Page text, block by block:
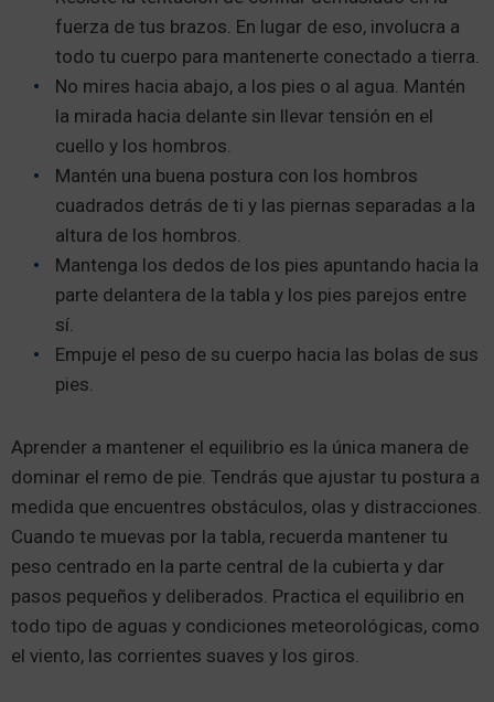
fuerza de tus brazos. En lugar de eso, involucra a
todo tu cuerpo para mantenerte conectado a tierra.
No mires hacia abajo, a los pies o al agua. Mantén
la mirada hacia delante sin llevar tensión en el
cuello y los hombros.
Mantén una buena postura con los hombros
cuadrados detrás de ti y las piernas separadas a la
altura de los hombros.
Mantenga los dedos de los pies apuntando hacia la
parte delantera de la tabla y los pies parejos entre
sí.
Empuje el peso de su cuerpo hacia las bolas de sus
pies.
Aprender a mantener el equilibrio es la única manera de
dominar el remo de pie. Tendrás que ajustar tu postura a
medida que encuentres obstáculos, olas y distracciones.
Cuando te muevas por la tabla, recuerda mantener tu
peso centrado en la parte central de la cubierta y dar
pasos pequeños y deliberados. Practica el equilibrio en
todo tipo de aguas y condiciones meteorológicas, como
el viento, las corrientes suaves y los giros.